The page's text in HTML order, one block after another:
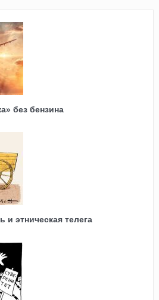
без бензина
и этническая телега